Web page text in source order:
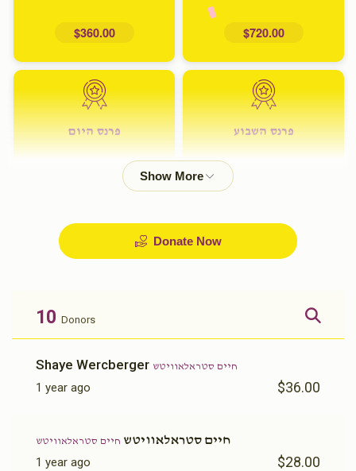
$720.00
$360.00
פרנס השבוע פרנס היום
Donate Now
10 Donors
Shaye Wercberger חיים סטראלאוויטש
1 year ago $36.00
חיים סטראלאוויטש חיים סטראלאוויטש
1 year ago $28.00